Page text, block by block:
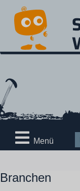
Menü
Branchen